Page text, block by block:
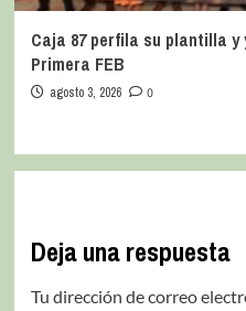
Caja 87 perfila su plantilla
Primera FEB
agosto 3, 2026 0
Deja una respuesta
Tu dirección de correo